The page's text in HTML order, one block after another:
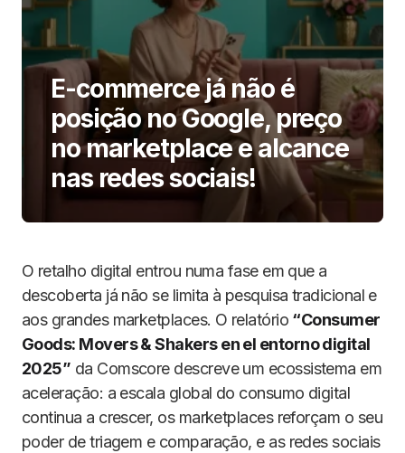
E-commerce já não é
posição no Google, preço
no marketplace e alcance
nas redes sociais!
O retalho digital entrou numa fase em que a
descoberta já não se limita à pesquisa tradicional e
aos grandes marketplaces. O relatório “Consumer
Goods: Movers & Shakers en el entorno digital
2025” da Comscore descreve um ecossistema em
aceleração: a escala global do consumo digital
continua a crescer, os marketplaces reforçam o seu
poder de triagem e comparação, e as redes sociais